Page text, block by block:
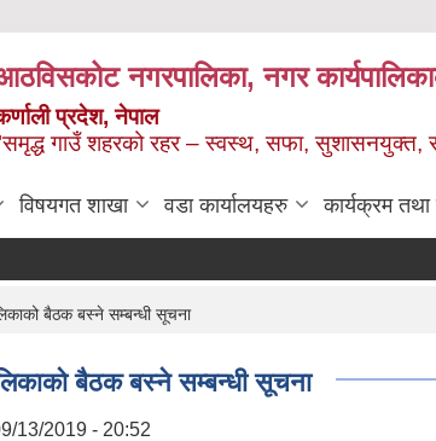
नगरपालिका, नगर
प्रदेश, नेपाल
गाउँ शहरको रहर – स्वस्थ, सफा, सुशासनयुक्त,
विषयगत शाखा वडा कार्यालयहरु कार्यक्रम तथा
बैठक बस्ने सम्बन्धी सूचना
बैठक बस्ने सम्बन्धी सूचना
13/2019 - 20:52